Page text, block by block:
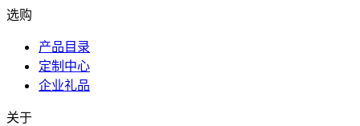
选购
产品目录
定制中心
企业礼品
关于